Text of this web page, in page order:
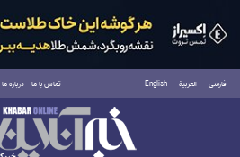
فارسی العربية English تماس با ما درباره ما
دوشنبه ۱۹ مرداد ۱۴۰۵